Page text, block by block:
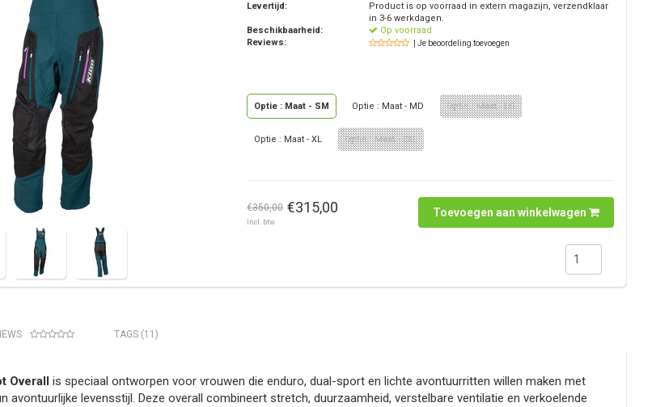
Levertijd:
Product is op voorraad in extern magazijn, verzendklaar
in 3-6 werkdagen.
Beschikbaarheid:
Op voorraad
Reviews:
| Je beoordeling toevoegen
Optie : Maat - SM Optie : Maat - MD Optie : Maat - LG
Optie : Maat - XL Optie : Maat - 2XL
€350,00 €315,00
Incl. btw
Toevoegen aan winkelwagen
TAGS (11)
Overall is speciaal ontworpen voor vrouwen die enduro, dual-sport en lichte avontuurritten willen maken met
avontuurlijke levensstijl. Deze overall combineert stretch, duurzaamheid, verstelbare ventilatie en verkoelende